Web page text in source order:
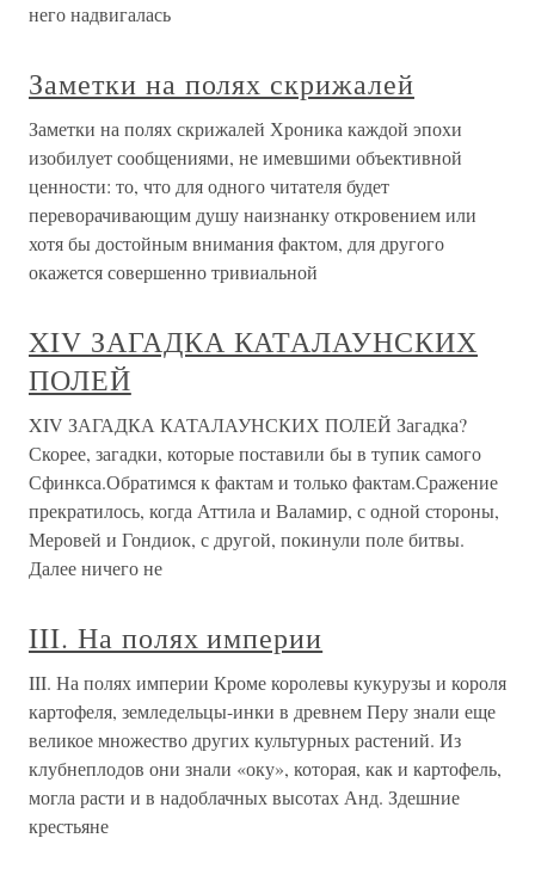
него надвигалась
Заметки на полях скрижалей
Заметки на полях скрижалей Хроника каждой эпохи
изобилует сообщениями, не имевшими объективной
ценности: то, что для одного читателя будет
переворачивающим душу наизнанку откровением или
хотя бы достойным внимания фактом, для другого
окажется совершенно тривиальной
XIV ЗАГАДКА КАТАЛАУНСКИХ
ПОЛЕЙ
XIV ЗАГАДКА КАТАЛАУНСКИХ ПОЛЕЙ Загадка?
Скорее, загадки, которые поставили бы в тупик самого
Сфинкса.Обратимся к фактам и только фактам.Сражение
прекратилось, когда Аттила и Валамир, с одной стороны,
Меровей и Гондиок, с другой, покинули поле битвы.
Далее ничего не
III. На полях империи
III. На полях империи Кроме королевы кукурузы и короля
картофеля, земледельцы-инки в древнем Перу знали еще
великое множество других культурных растений. Из
клубнеплодов они знали «оку», которая, как и картофель,
могла расти и в надоблачных высотах Анд. Здешние
крестьяне